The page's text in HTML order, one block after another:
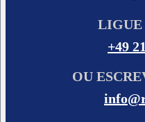
LIGUE
+49
OU